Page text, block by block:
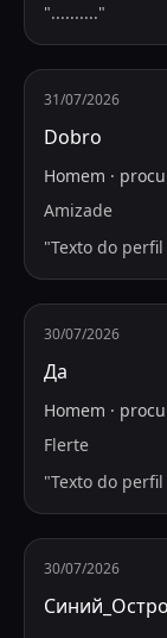
".........."
31/07/2026
Dobro
Homem ·
Amizade
"Texto do
30/07/2026
Да
Homem ·
Flerte
"Texto do
30/07/2026